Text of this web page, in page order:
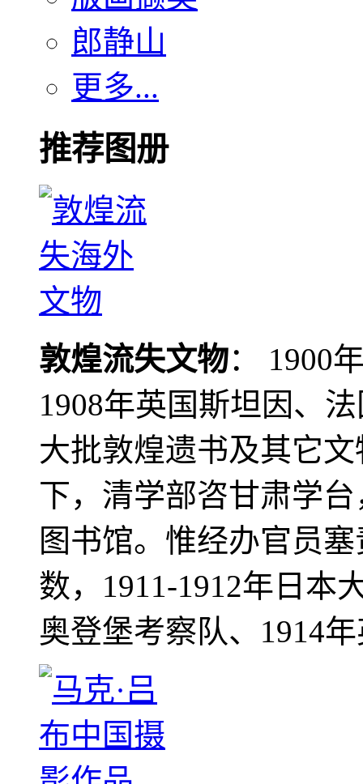
郎静山
更多...
推荐图册
敦煌流失文物： 1900
1908年英国斯坦因、
大批敦煌遗书及其它
下，清学部咨甘肃学
图书馆。惟经办官员
数，1911-1912年日本
奥登堡考察队、1914